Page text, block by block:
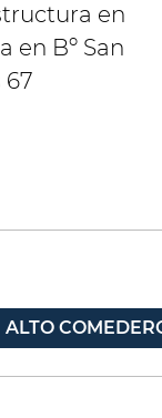
en
en Bº San
67
ALTO